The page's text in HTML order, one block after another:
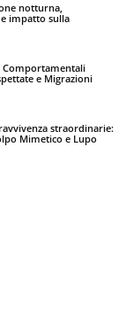
notturna,
impatto sulla
Comportamentali
e Migrazioni
straordinarie:
Mimetico e Lupo